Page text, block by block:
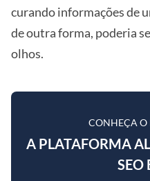
curando informações de
de outra forma, poderia
olhos.
CONHEÇA O
A PLATAFORMA
SEO